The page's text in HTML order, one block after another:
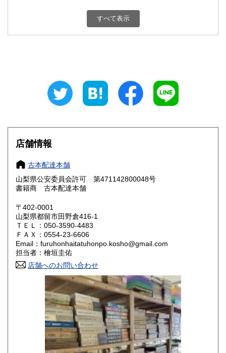
800円 富山県
800円 三重県
大阪府
奈良県
鳥取県 800円 島根県
岡山県
山口県 800円
香川県 800円 愛媛県
高知県 800円
800円 長崎県
800円 大分県
800円 鹿児島県
すべて表示
店舗情報
古本配達本舗
山梨県公安委員会許可 第471142800048号
書籍商 古本配達本舗
〒402-0001
山梨県都留市田野倉416-1
ＴＥＬ：050-3590-4483
ＦＡＸ：0554-23-6606
Email：furuhonhaitatuhonpo.kosho@gmail.com
担当者：檜垣圭佑
店舗へのお問い合わせ